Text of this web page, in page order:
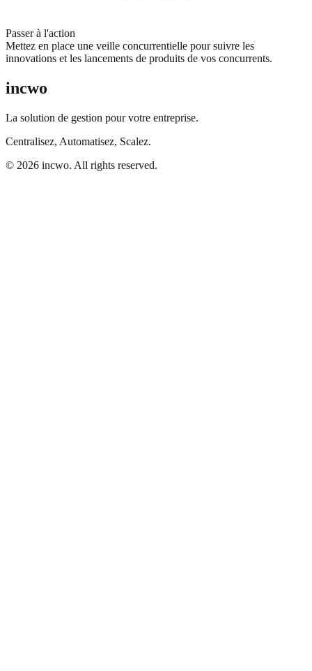
Passer à l'action
Mettez en place une veille concurrentielle pour suivre les
innovations et les lancements de produits de vos concurrents.
incwo
La solution de gestion pour votre entreprise.
Centralisez, Automatisez, Scalez.
© 2026 incwo. All rights reserved.